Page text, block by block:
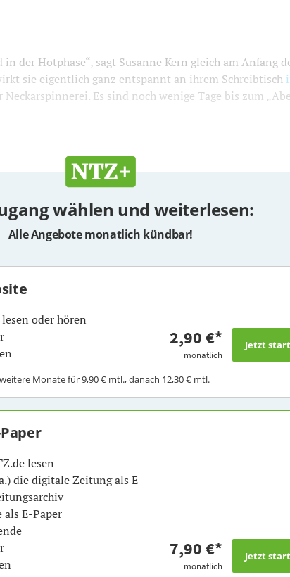
der Hotphase“, sagt Susanne Kern gleich am Anfang
sie eigentlich ganz entspannt an ihrem Schreibtisch
Neckarspinnerei. Es sind noch wenige Tage bis zum
wählen und weiterlesen:
Alle Angebote monatlich kündbar!
oder hören
2,90 €*
monatlich
Monate für9,90 €mtl., danach 12,30 €mtl.
lesen
die digitale Zeitung als E-
als E-Paper
7,90 €*
monatlich